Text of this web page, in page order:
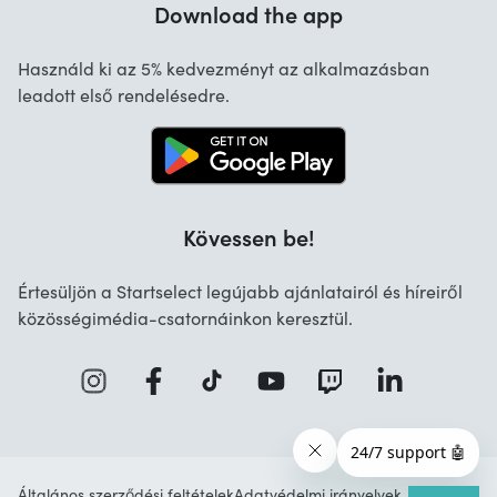
Contact
Download the app
Használd ki az 5% kedvezményt az alkalmazásban
leadott első rendelésedre.
Kövessen be!
Értesüljön a Startselect legújabb ajánlatairól és híreiről
közösségimédia-csatornáinkon keresztül.